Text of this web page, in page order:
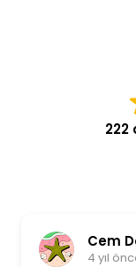
222
Cem
4 yıl